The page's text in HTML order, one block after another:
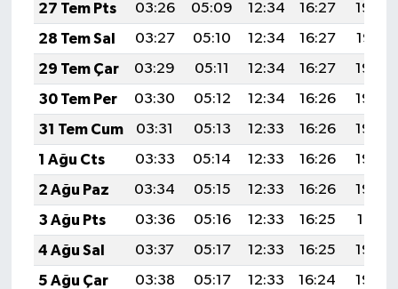
27 Tem Pts
03:26 05:09 12:34 16:27
19:48
28 Tem Sal
03:27 05:10 12:34 16:27
19:47
29 Tem Çar
03:29 05:11 12:34 16:27
19:46
30 Tem Per
03:30 05:12 12:34 16:26
19:45
31 Tem Cum
03:31 05:13 12:33 16:26
19:44
1 Ağu Cts
03:33 05:14 12:33 16:26
19:43
2 Ağu Paz
03:34 05:15 12:33 16:26
19:42
3 Ağu Pts
03:36 05:16 12:33 16:25
19:41
4 Ağu Sal
03:37 05:17 12:33 16:25
19:40
5 Ağu Çar
03:38 05:17 12:33 16:24
19:39